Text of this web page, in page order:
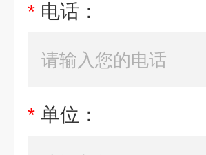
* 电话：
* 单位：